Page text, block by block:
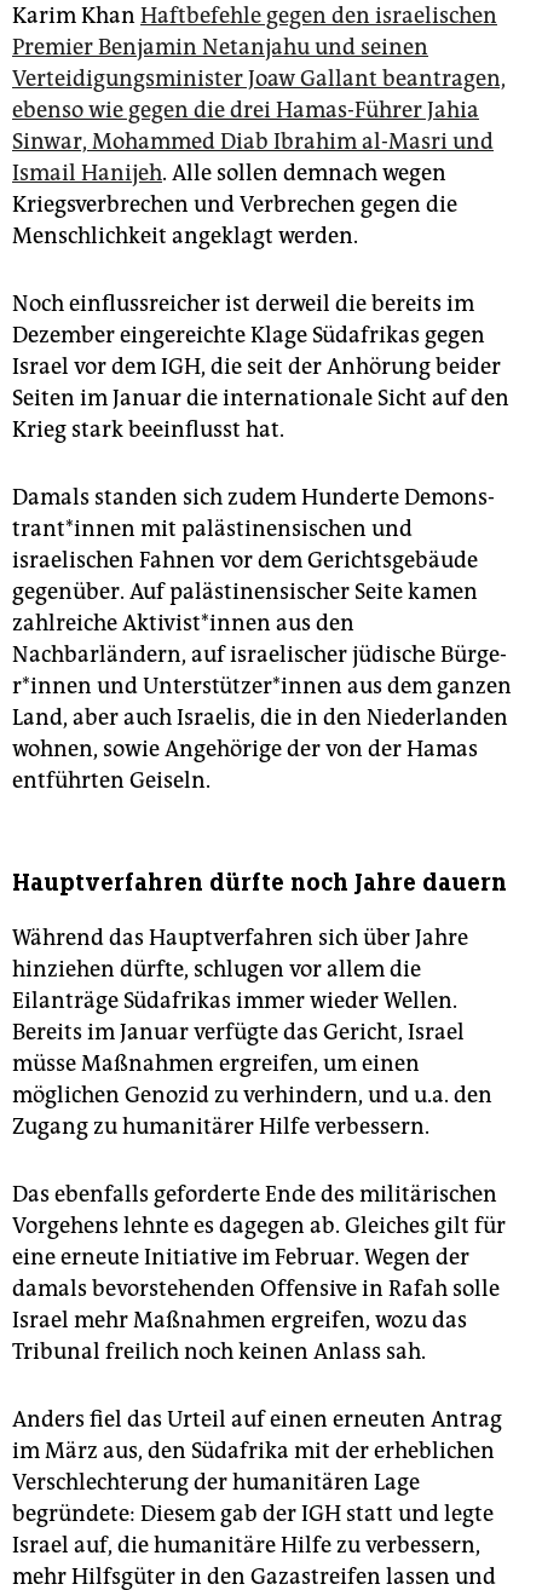
Karim Khan Haftbefehle gegen den israelischen
Premier Benjamin Netanjahu und seinen
Verteidigungsminister Joaw Gallant beantragen,
ebenso wie gegen die drei Hamas-Führer Jahia
Sinwar, Mohammed Diab Ibrahim al-Masri und
Ismail Hanijeh. Alle sollen demnach wegen
Kriegsverbrechen und Verbrechen gegen die
Menschlichkeit angeklagt werden.
Noch einflussreicher ist derweil die bereits im
Dezember eingereichte Klage Südafrikas gegen
Israel vor dem IGH, die seit der Anhörung beider
Seiten im Januar die internationale Sicht auf den
Krieg stark beeinflusst hat.
Damals standen sich zudem Hunderte De­mons­
tran­t*in­nen mit palästinensischen und
israelischen Fahnen vor dem Gerichtsgebäude
gegenüber. Auf palästinensischer Seite kamen
zahlreiche Ak­ti­vis­t*in­nen aus den
Nachbarländern, auf israelischer jüdische Bür­ge­
r*in­nen und Un­ter­stüt­ze­r*in­nen aus dem ganzen
Land, aber auch Israelis, die in den Niederlanden
wohnen, sowie Angehörige der von der Hamas
entführten Geiseln.
Hauptverfahren dürfte noch Jahre dauern
Während das Hauptverfahren sich über Jahre
hinziehen dürfte, schlugen vor allem die
Eilanträge Südafrikas immer wieder Wellen.
Bereits im Januar verfügte das Gericht, Israel
müsse Maßnahmen ergreifen, um einen
möglichen Genozid zu verhindern, und u.a. den
Zugang zu humanitärer Hilfe verbessern.
Das ebenfalls geforderte Ende des militärischen
Vorgehens lehnte es dagegen ab. Gleiches gilt für
eine erneute Initiative im Februar. Wegen der
damals bevorstehenden Offensive in Rafah solle
Israel mehr Maßnahmen ergreifen, wozu das
Tribunal freilich noch keinen Anlass sah.
Anders fiel das Urteil auf einen erneuten Antrag
im März aus, den Südafrika mit der erheblichen
Verschlechterung der humanitären Lage
begründete: Diesem gab der IGH statt und legte
Israel auf, die humanitäre Hilfe zu verbessern,
mehr Hilfsgüter in den Gazastreifen lassen und